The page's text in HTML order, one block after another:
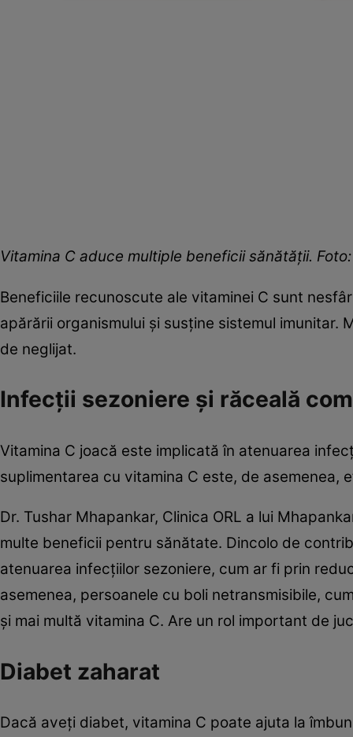
Vitamina C aduce multiple beneficii sănătății.
Beneficiile recunoscute ale vitaminei C sunt
apărării organismului și susține sistemul imunitar.
de neglijat.
​​Infecții sezoniere și răceală
Vitamina C joacă este implicată în atenuarea
suplimentarea cu vitamina C este, de asemenea,
Dr. Tushar Mhapankar, Clinica ORL a lui
multe beneficii pentru sănătate. Dincolo de
atenuarea infecțiilor sezoniere, cum ar fi prin
asemenea, persoanele cu boli netransmisibile,
și mai multă vitamina C. Are un rol important de
Diabet zaharat​
Dacă aveți diabet, vitamina C poate ajuta la